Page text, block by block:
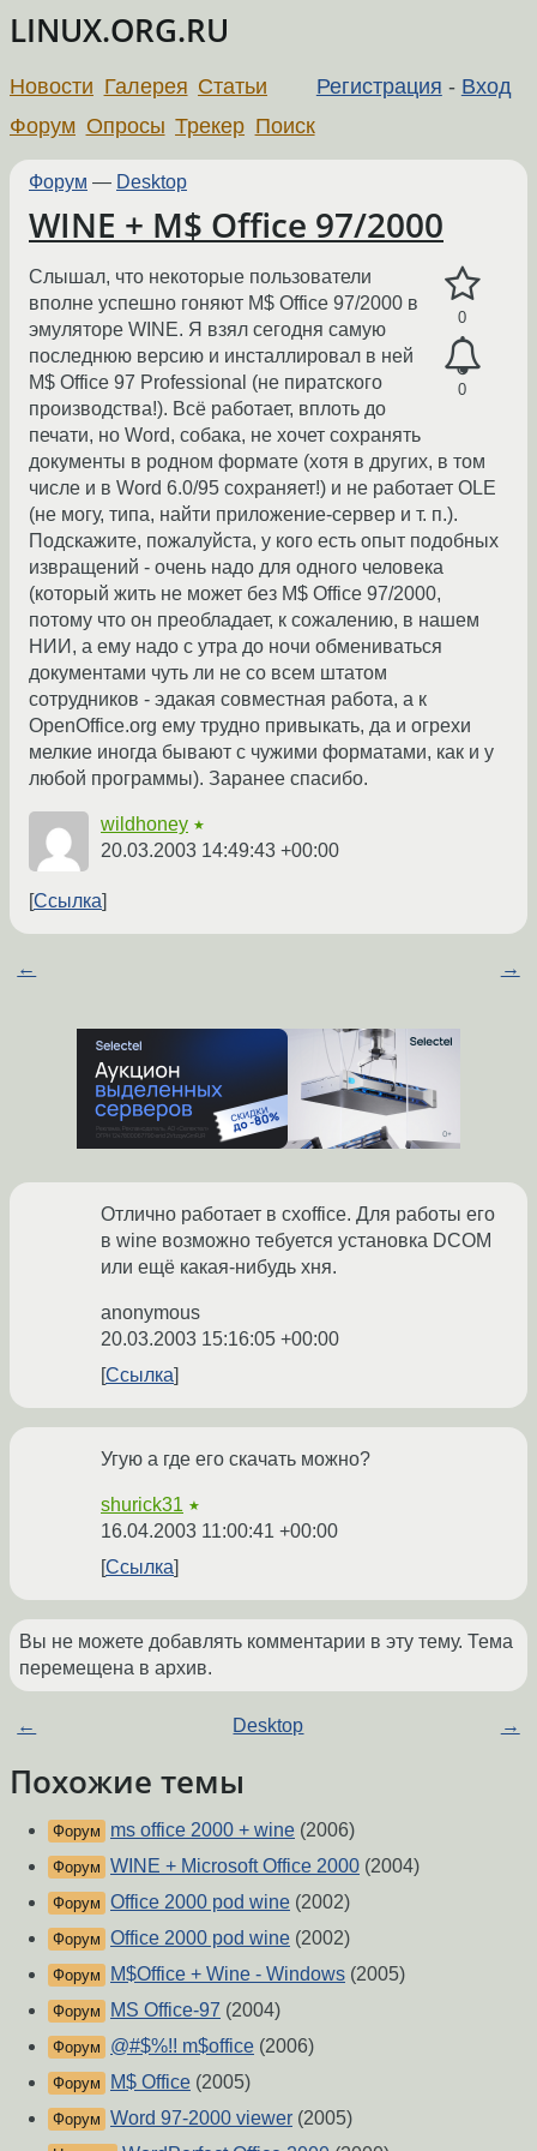
LINUX.ORG.RU
Регистрация - Вход
Новости Галерея Статьи
Форум Опросы Трекер Поиск
Форум — Desktop
WINE + M$ Office 97/2000
0
0
Слышал, что некоторые пользователи
вполне успешно гоняют M$ Office 97/2000 в
эмуляторе WINE. Я взял сегодня самую
последнюю версию и инсталлировал в ней
M$ Office 97 Professional (не пиратского
производства!). Всё работает, вплоть до
печати, но Word, собака, не хочет сохранять
документы в родном формате (хотя в других, в том
числе и в Word 6.0/95 сохраняет!) и не работает OLE
(не могу, типа, найти приложение-сервер и т. п.).
Подскажите, пожалуйста, у кого есть опыт подобных
извращений - очень надо для одного человека
(который жить не может без M$ Office 97/2000,
потому что он преобладает, к сожалению, в нашем
НИИ, а ему надо с утра до ночи обмениваться
документами чуть ли не со всем штатом
сотрудников - эдакая совместная работа, а к
OpenOffice.org ему трудно привыкать, да и огрехи
мелкие иногда бывают с чужими форматами, как и у
любой программы). Заранее спасибо.
wildhoney ★
20.03.2003 14:49:43 +00:00
Ссылка
← →
Отлично работает в cxoffice. Для работы его
в wine возможно тебуется установка DCOM
или ещё какая-нибудь хня.
anonymous
20.03.2003 15:16:05 +00:00
Ссылка
Угую а где его скачать можно?
shurick31 ★
16.04.2003 11:00:41 +00:00
Ссылка
Вы не можете добавлять комментарии в эту тему. Тема
перемещена в архив.
← Desktop →
Похожие темы
Форум ms office 2000 + wine (2006)
Форум WINE + Microsoft Office 2000 (2004)
Форум Office 2000 pod wine (2002)
Форум Office 2000 pod wine (2002)
Форум M$Office + Wine - Windows (2005)
Форум MS Office-97 (2004)
Форум @#$%!! m$office (2006)
Форум M$ Office (2005)
Форум Word 97-2000 viewer (2005)